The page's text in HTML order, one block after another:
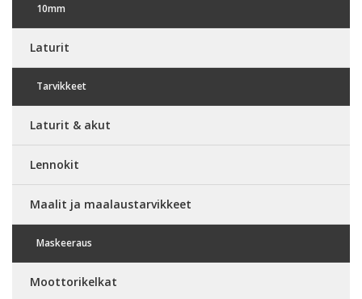
10mm
Laturit
Tarvikkeet
Laturit & akut
Lennokit
Maalit ja maalaustarvikkeet
Maskeeraus
Moottorikelkat